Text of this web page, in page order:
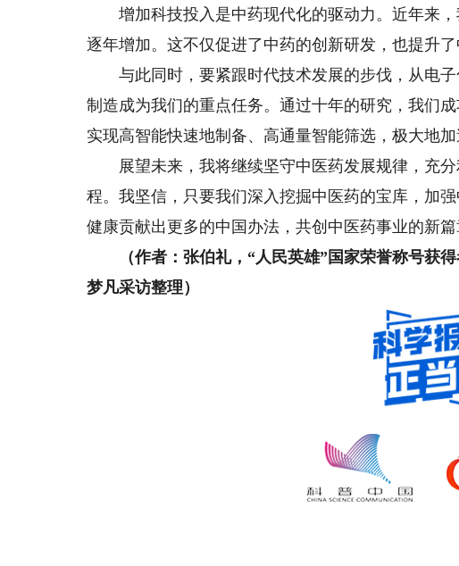
增加科技投入是中药现代化的驱动力。近年来，
逐年增加。这不仅促进了中药的创新研发，也提升了
与此同时，要紧跟时代技术发展的步伐，从电子
制造成为我们的重点任务。通过十年的研究，我们
实现高智能快速地制备、高通量智能筛选，极大地加
展望未来，我将继续坚守中医药发展规律，充分
程。我坚信，只要我们深入挖掘中医药的宝库，加
健康贡献出更多的中国办法，共创中医药事业的新篇
（作者：张伯礼，“人民英雄”国家荣誉称号获
梦凡采访整理）